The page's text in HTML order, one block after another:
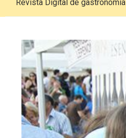
Revista Digital de gastronomía